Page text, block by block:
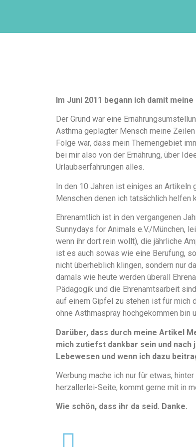
Im Juni 2011 begann ich damit
Der Grund war eine
Asthma geplagter Mensch meine
Folge war, dass mein Themengebiet
bei mir also von der Ernährung, über
Urlaubserfahrungen alles.
In den 10 Jahren ist einiges an Artikeln
Menschen denen ich tatsächlich helfen
Ehrenamtlich ist in den vergangenen
Sunnydays for Animals e.V./München,
wenn ihr dort rein wollt), die jährliche
ist es auch sowas wie eine Berufung,
nicht überheblich klingen, sondern nur
damals wie heute werden überall
Pädagogik und die Ehrenamtsarbeit
auf einem Gipfel zu stehen ist für mich
ohne Asthmaspray hochgekommen bin
Darüber, dass durch meine Artikel
mich zutiefst dankbar sein und
Lebewesen und wenn ich dazu
Werbung mache ich nur für etwas,
herzallerlei-Seite, kommt gerne mit in
Wie schön, dass ihr da seid. Danke.